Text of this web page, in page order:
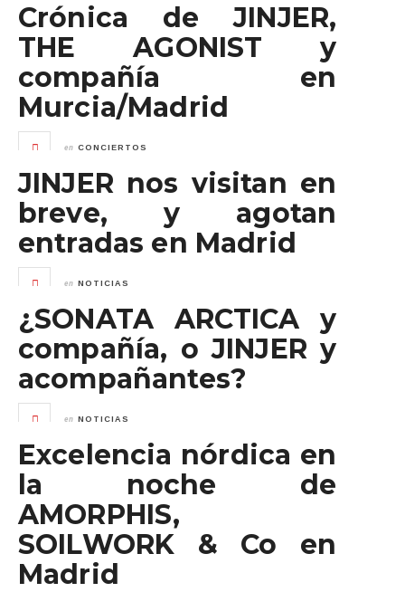
Crónica de JINJER,
THE AGONIST y
compañía en
Murcia/Madrid
en CONCIERTOS
JINJER nos visitan en
breve, y agotan
entradas en Madrid
en NOTICIAS
¿SONATA ARCTICA y
compañía, o JINJER y
acompañantes?
en NOTICIAS
Excelencia nórdica en
la noche de
AMORPHIS,
SOILWORK & Co en
Madrid